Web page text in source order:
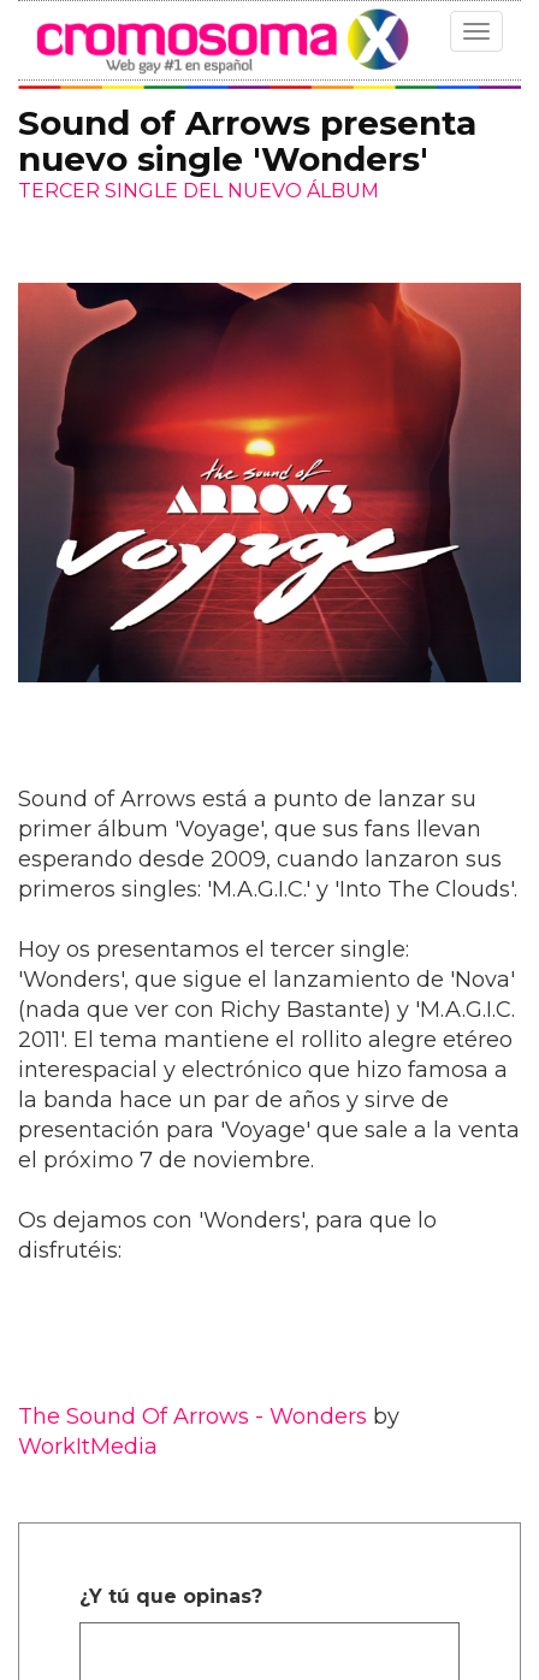
Toggle
Sound of Arrows presenta
nuevo single 'Wonders'
TERCER SINGLE DEL NUEVO ÁLBUM
Sound of Arrows está a punto de lanzar su
primer álbum 'Voyage', que sus fans llevan
esperando desde 2009, cuando lanzaron sus
primeros singles: 'M.A.G.I.C.' y 'Into The Clouds'.
Hoy os presentamos el tercer single:
'Wonders', que sigue el lanzamiento de 'Nova'
(nada que ver con Richy Bastante) y 'M.A.G.I.C.
2011'. El tema mantiene el rollito alegre etéreo
interespacial y electrónico que hizo famosa a
la banda hace un par de años y sirve de
presentación para 'Voyage' que sale a la venta
el próximo 7 de noviembre.
Os dejamos con 'Wonders', para que lo
disfrutéis:
The Sound Of Arrows - Wonders by
WorkItMedia
¿Y tú que opinas?